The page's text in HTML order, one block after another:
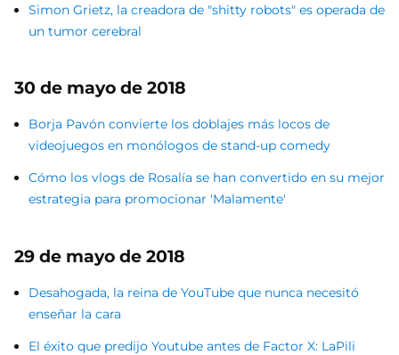
Simon Grietz, la creadora de "shitty robots" es operada de
un tumor cerebral
30 de mayo de 2018
Borja Pavón convierte los doblajes más locos de
videojuegos en monólogos de stand-up comedy
Cómo los vlogs de Rosalía se han convertido en su mejor
estrategia para promocionar 'Malamente'
29 de mayo de 2018
Desahogada, la reina de YouTube que nunca necesitó
enseñar la cara
El éxito que predijo Youtube antes de Factor X: LaPili